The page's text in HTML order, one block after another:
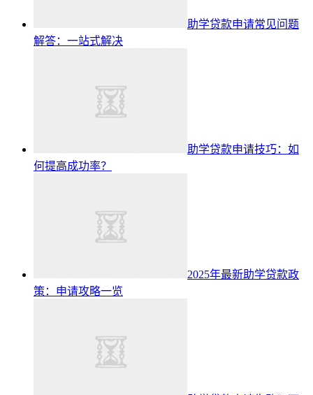
助学贷款申请常见问题
解答：一站式解决
助学贷款申请技巧：如
何提高成功率？
2025年最新助学贷款政
策：申请攻略一览